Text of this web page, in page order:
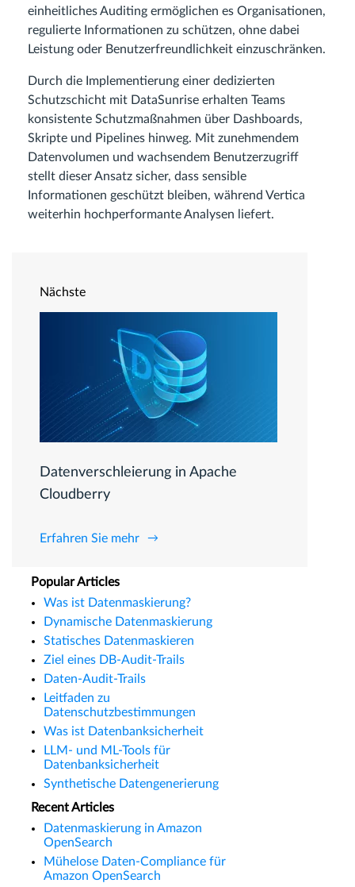
einheitliches Auditing ermöglichen es Organisationen,
regulierte Informationen zu schützen, ohne dabei
Leistung oder Benutzerfreundlichkeit einzuschränken.
Durch die Implementierung einer dedizierten
Schutzschicht mit DataSunrise erhalten Teams
konsistente Schutzmaßnahmen über Dashboards,
Skripte und Pipelines hinweg. Mit zunehmendem
Datenvolumen und wachsendem Benutzerzugriff
stellt dieser Ansatz sicher, dass sensible
Informationen geschützt bleiben, während Vertica
weiterhin hochperformante Analysen liefert.
Nächste
Datenverschleierung in Apache
Cloudberry
Erfahren Sie mehr
Popular Articles
Was ist Datenmaskierung?
Dynamische Datenmaskierung
Statisches Datenmaskieren
Ziel eines DB-Audit-Trails
Daten-Audit-Trails
Leitfaden zu
Datenschutzbestimmungen
Was ist Datenbanksicherheit
LLM- und ML-Tools für
Datenbanksicherheit
Synthetische Datengenerierung
Recent Articles
Datenmaskierung in Amazon
OpenSearch
Mühelose Daten-Compliance für
Amazon OpenSearch